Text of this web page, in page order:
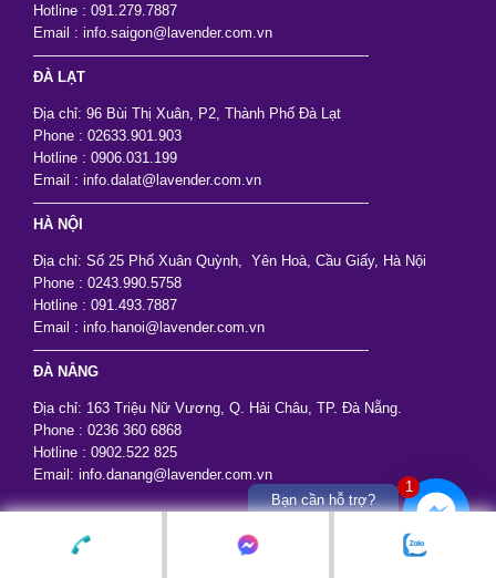
Hotline : 091.279.7887
Email : info.saigon@lavender.com.vn
———————————————————————-
ĐÀ LẠT
Địa chỉ: 96 Bùi Thị Xuân, P2, Thành Phố Đà Lạt
Phone : 02633.901.903
Hotline : 0906.031.199
Email : info.dalat@lavender.com.vn
———————————————————————-
HÀ NỘI
Địa chỉ: Số 25 Phố Xuân Quỳnh, Yên Hoà, Cầu Giấy, Hà Nội
Phone : 0243.990.5758
Hotline : 091.493.7887
Email : info.hanoi@lavender.com.vn
———————————————————————-
ĐÀ NẴNG
Địa chỉ: 163 Triệu Nữ Vương, Q. Hải Châu, TP. Đà Nẵng.
Phone : 0236 360 6868
Hotline : 0902.522 825
Email: info.danang@lavender.com.vn
1
Bạn cần hỗ trợ?